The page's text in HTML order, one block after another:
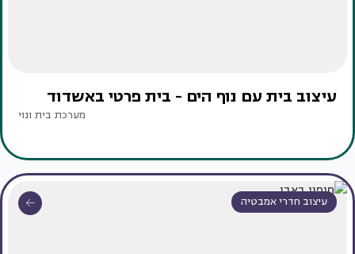
עיצוב בית עם נוף הים - בית פרטי באשדוד
מערכת בית ונוי
עיצוב חדרי אמבטיה